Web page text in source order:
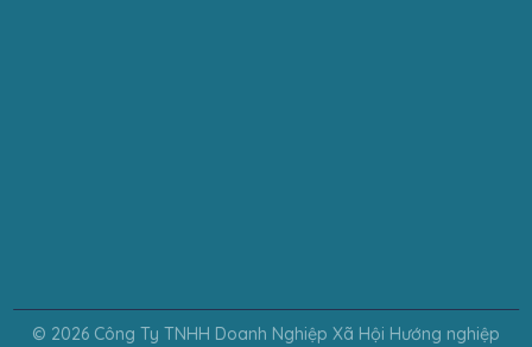
© 2026 Công Ty TNHH Doanh Nghiệp Xã Hội Hướng nghiệp